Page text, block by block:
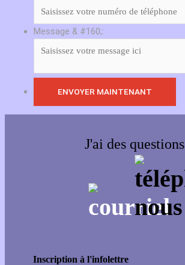
Message & #160;:
J'ai des questions
Inscription à l'infolettre